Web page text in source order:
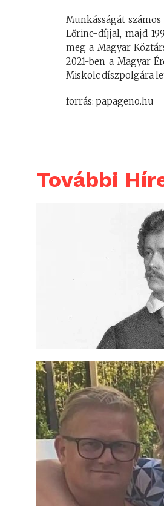
Munkásságát
Lőrinc-díjjal, majd
meg a Magyar
2021-ben a Magyar
Miskolc díszpolgára
forrás: papageno.hu
További